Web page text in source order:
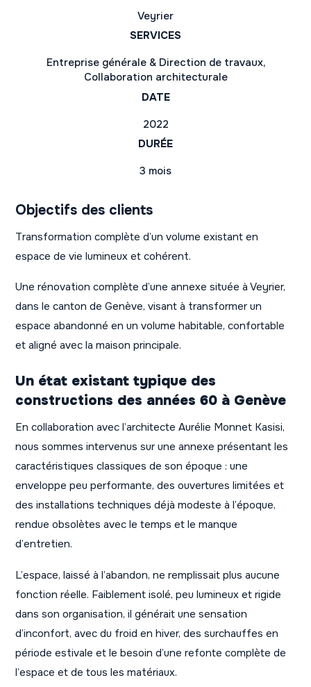
Veyrier
SERVICES
Entreprise générale & Direction de travaux,
Collaboration architecturale
DATE
2022
DURÉE
3 mois
Objectifs des clients
Transformation complète d’un volume existant en
espace de vie lumineux et cohérent.
Une rénovation complète d’une annexe située à Veyrier,
dans le canton de Genève, visant à transformer un
espace abandonné en un volume habitable, confortable
et aligné avec la maison principale.
Un état existant typique des
constructions des années 60 à Genève
En collaboration avec l’architecte Aurélie Monnet Kasisi,
nous sommes intervenus sur une annexe présentant les
caractéristiques classiques de son époque : une
enveloppe peu performante, des ouvertures limitées et
des installations techniques déjà modeste à l’époque,
rendue obsolètes avec le temps et le manque
d’entretien.
L’espace, laissé à l’abandon, ne remplissait plus aucune
fonction réelle. Faiblement isolé, peu lumineux et rigide
dans son organisation, il générait une sensation
d’inconfort, avec du froid en hiver, des surchauffes en
période estivale et le besoin d’une refonte complète de
l’espace et de tous les matériaux.